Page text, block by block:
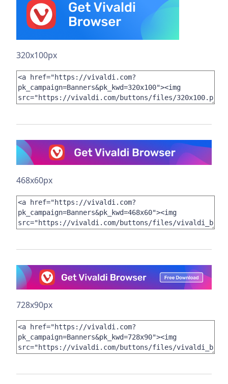
320x100px
468x60px
728x90px